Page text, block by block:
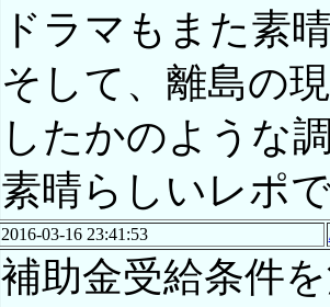
ドラマもまた素
そして、離島の
したかのような
素晴らしいレポ
2016-03-16 23:41:53
補助金受給条件